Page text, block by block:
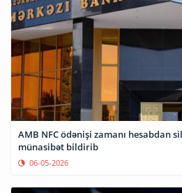
AMB NFC ödənişi zamanı hesabdan
münasibət bildirib
06-05-2026